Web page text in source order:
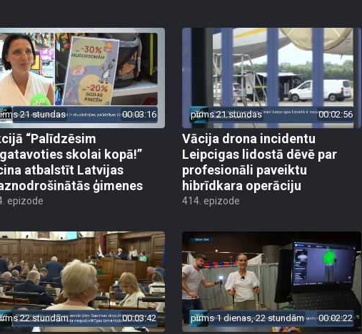
21 stundas 00:03:16
“Palīdzēsim
skolai kopā!”
atbalstīt Latvijas
ģimenes
epizode
pirms 21 stundas 00:02:56
Vācija drona incidentu
Leipcigas lidostā dēvē par
profesionāli paveiktu
hibrīdkara operāciju
414. epizode
22 stundām 00:03:42 pirms 1 dienas, 22 stundām 00:02:22